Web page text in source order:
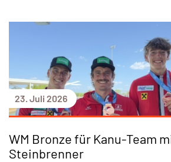
23. Juli 2026
WM Bronze für Kanu-Team
Steinbrenner